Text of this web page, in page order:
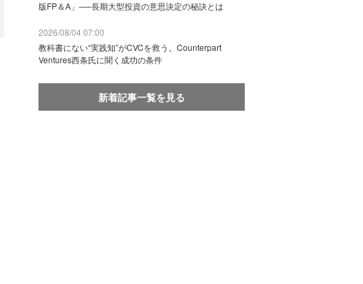
版FP＆A」──長期大型投資の意思決定の秘訣とは
2026/08/04 07:00
教科書にない“実践知”がCVCを救う。Counterpart
Ventures西条氏に聞く成功の条件
新着記事一覧を見る